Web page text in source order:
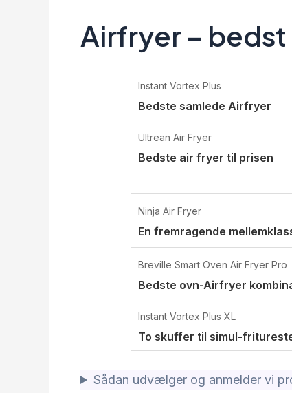
Airfryer – bedst
Instant Vortex Plus
Bedste samlede Airfryer
Ultrean Air Fryer
Bedste air fryer til prisen
Ninja Air Fryer
En fremragende
Breville Smart Oven Air Fryer Pro
Bedste ovn-Airfryer
Instant Vortex Plus XL
To skuffer til simul-
Sådan udvælger og anmelder vi